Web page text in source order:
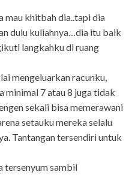
mau khitbah dia..tapi dia
dulu kuliahnya…dia itu baik
langkahku di ruang
mengeluarkan racunku,
minimal 7 atau 8 juga tidak
sekali bisa memerawani
setauku mereka selalu
Tantangan tersendiri untuk
tersenyum sambil